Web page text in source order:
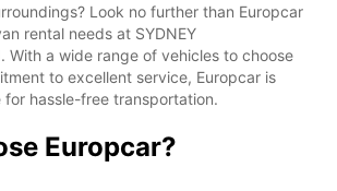
Look no further than Europcar
rental needs at SYDNEY
With a wide range of vehicles to choose
to excellent service, Europcar is
hassle-free transportation.
Europcar?